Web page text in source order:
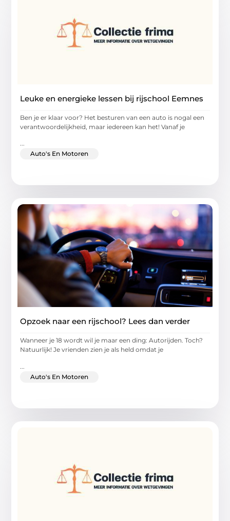
Leuke en energieke lessen bij rijschool Eemnes
Ben je er klaar voor? Het besturen van een auto is nogal een
verantwoordelijkheid, maar iedereen kan het! Vanaf je
...
Auto's En Motoren
Opzoek naar een rijschool? Lees dan verder
Wanneer je 18 wordt wil je maar een ding: Autorijden. Toch?
Natuurlijk! Je vrienden zien je als held omdat je
Auto's En Motoren